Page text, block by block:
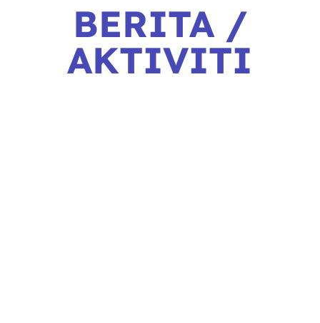
BERITA /
AKTIVITI